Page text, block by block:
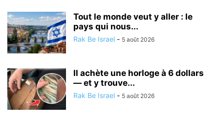
Tout le monde veut y aller : le
pays qui nous...
Rak Be Israel - 5 août 2026
Il achète une horloge à 6 dollars
— et y trouve...
Rak Be Israel - 5 août 2026